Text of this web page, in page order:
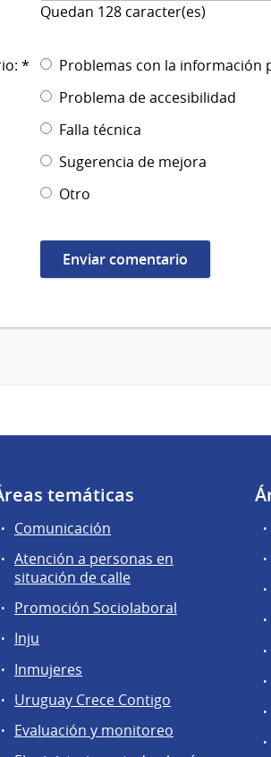
Quedan 128 caracter(es)
*
Problemas con la información
Problema de accesibilidad
Falla técnica
Sugerencia de mejora
Otro
temáticas
Comunicación
Atención a personas en
situación de calle
Promoción Sociolaboral
Inju
Inmujeres
Uruguay Crece Contigo
Evaluación y monitoreo